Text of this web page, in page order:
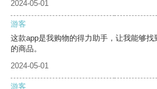
2024-05-01
游客
这款app是我购物的得力助手，让我能够
的商品。
2024-05-01
游客